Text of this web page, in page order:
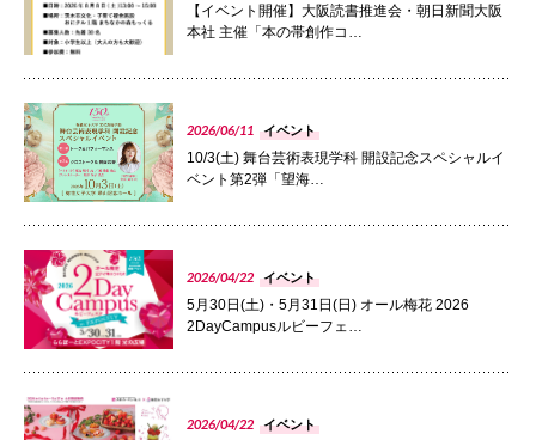
交通アクセス
代表
072-643-6221
入試広報部
072-643-6566
【イベント開催】大阪読書推進会・朝日新聞大阪
本社 主催「本の帯創作コ…
2026/06/11 イベント
10/3(土) 舞台芸術表現学科 開設記念スペシャルイ
ベント第2弾「望海…
2026/04/22 イベント
5月30日(土)・5月31日(日) オール梅花 2026
2DayCampusルビーフェ…
2026/04/22 イベント